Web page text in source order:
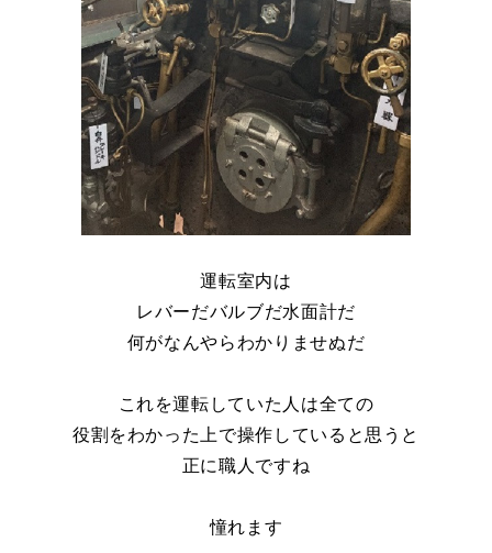
運転室内は
レバーだバルブだ水面計だ
何がなんやらわかりませぬだ
これを運転していた人は全ての
役割をわかった上で操作していると思うと
正に職人ですね
憧れます